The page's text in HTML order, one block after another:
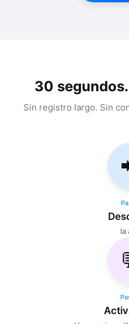
30 segundos.
Sin registro largo. Sin
la